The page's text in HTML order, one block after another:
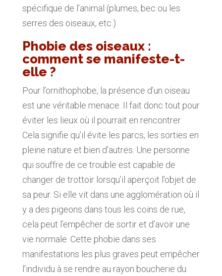
spécifique de l’animal (plumes, bec ou les
serres des oiseaux, etc.).
Phobie des oiseaux :
comment se manifeste-t-
elle ?
Pour l’ornithophobe, la présence d’un oiseau
est une véritable menace. Il fait donc tout pour
éviter les lieux où il pourrait en rencontrer.
Cela signifie qu’il évite les parcs, les sorties en
pleine nature et bien d’autres. Une personne
qui souffre de ce trouble est capable de
changer de trottoir lorsqu’il aperçoit l’objet de
sa peur. Si elle vit dans une agglomération où il
y a des pigeons dans tous les coins de rue,
cela peut l’empêcher de sortir et d’avoir une
vie normale. Cette phobie dans ses
manifestations les plus graves peut empêcher
l’individu à se rendre au rayon boucherie du